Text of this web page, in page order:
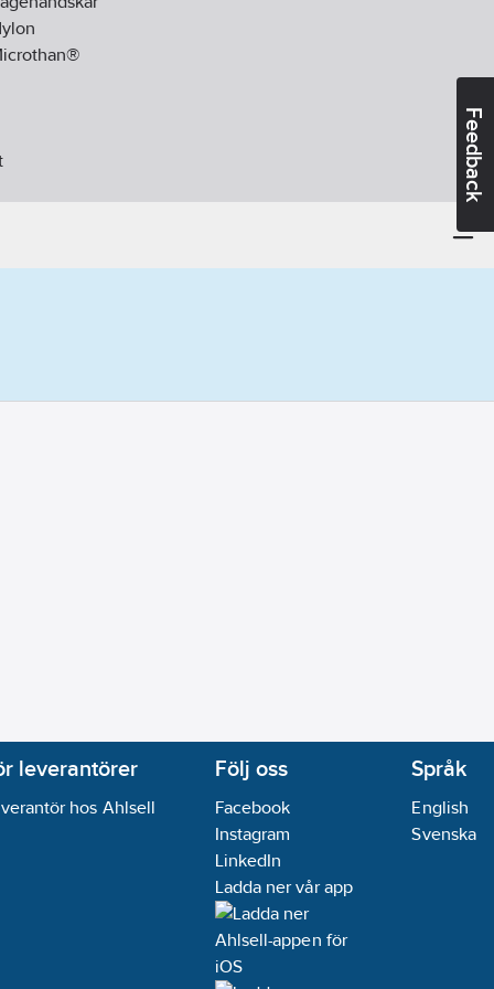
Feedback
leverantörer
hos Ahlsell
Följ oss
Facebook
Instagram
LinkedIn
Ladda ner vår app
Språk
English
Svenska